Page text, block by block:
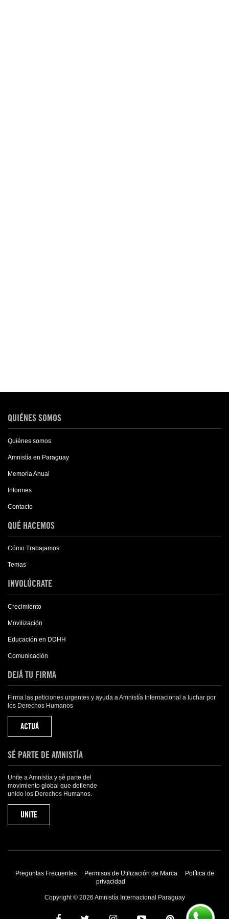
QUIÉNES SOMOS
Quiénes somos
Amnistía en Paraguay
Memoria Anual
Informes
Contacto
QUÉ HACEMOS
Cómo Trabajamos
Temas
INVOLÚCRATE
Crecimiento
Movilización
Educación en DDHH
Comunicación
DEJÁ TU FIRMA
Firma las peticiones urgentes y ayuda a Amnistía Internacional a luchar por
los Derechos Humanos
ACTUÁ
SÉ PARTE DE AMNISTÍA
Uníte a Amnistía y sé parte del
movimiento global que defiende
unido los Derechos Humanos.
UNITE
Preguntas Frecuentes Permisos de Utilización de Marca
Política de
privacidad
Copyright © 2026 Amnistía Internacional Paraguay